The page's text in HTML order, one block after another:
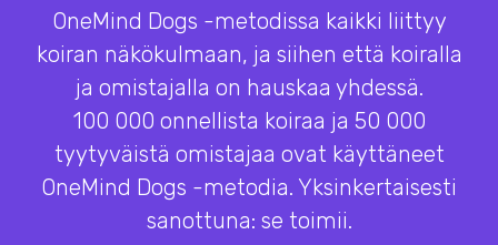
OneMind Dogs -metodissa kaikki liittyy
koiran näkökulmaan, ja siihen että koiralla
ja omistajalla on hauskaa yhdessä.
100 000 onnellista koiraa ja 50 000
tyytyväistä omistajaa ovat käyttäneet
OneMind Dogs -metodia. Yksinkertaisesti
sanottuna: se toimii.